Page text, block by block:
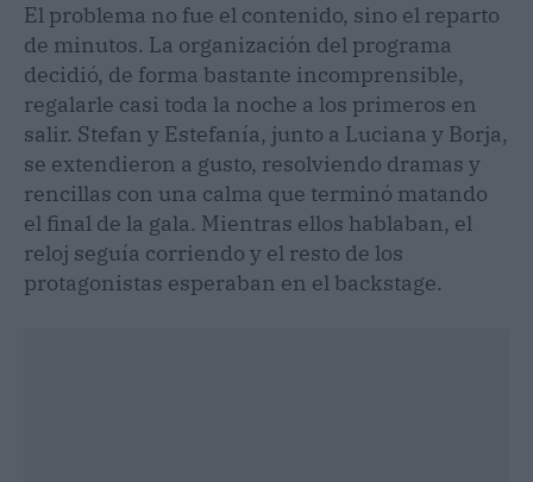
El problema no fue el contenido, sino el reparto
de minutos. La organización del programa
decidió, de forma bastante incomprensible,
regalarle casi toda la noche a los primeros en
salir. Stefan y Estefanía, junto a Luciana y Borja,
se extendieron a gusto, resolviendo dramas y
rencillas con una calma que terminó matando
el final de la gala. Mientras ellos hablaban, el
reloj seguía corriendo y el resto de los
protagonistas esperaban en el backstage.